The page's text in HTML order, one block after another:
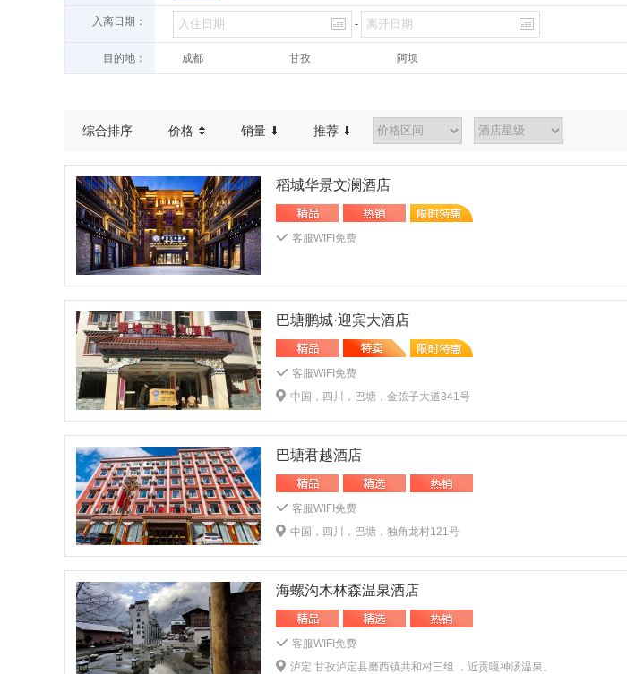
入离日期： -
目的地： 成都 甘孜 阿坝
综合排序 价格 销量 推荐
稻城华景文澜酒店
客服WIFI免费
巴塘鹏城·迎宾大酒店
客服WIFI免费
中国，四川，巴塘，金弦子大道341号
巴塘君越酒店
客服WIFI免费
中国，四川，巴塘，独角龙村121号
海螺沟木林森温泉酒店
客服WIFI免费
泸定 甘孜泸定县磨西镇共和村三组 ，近贡嘎神汤温泉。